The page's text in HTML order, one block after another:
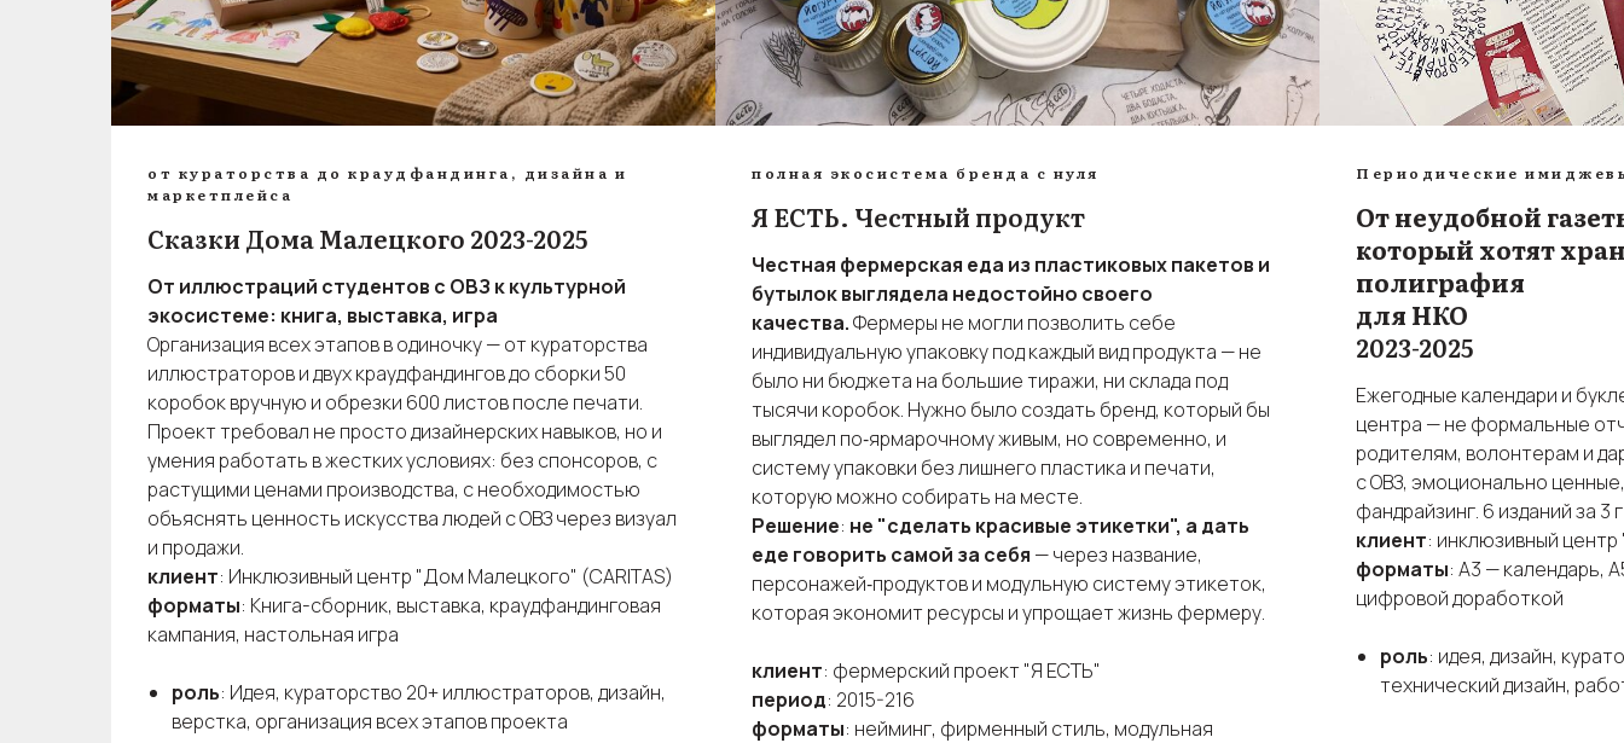
от кураторства до краудфандинга, дизайна и
маркетплейса
Сказки Дома Малецкого 2023-2025
От иллюстраций студентов с ОВЗ к культурной
экосистеме: книга, выставка, игра
Организация всех этапов в одиночку — от кураторства
иллюстраторов и двух краудфандингов до сборки 50
коробок вручную и обрезки 600 листов после печати.
Проект требовал не просто дизайнерских навыков, но и
умения работать в жестких условиях: без спонсоров, с
растущими ценами производства, с необходимостью
объяснять ценность искусства людей с ОВЗ через визуал
и продажи.
клиент: Инклюзивный центр "Дом Малецкого" (CARITAS)
форматы: Книга-сборник, выставка, краудфандинговая
кампания, настольная игра
роль: Идея, кураторство 20+ иллюстраторов, дизайн,
верстка, организация всех этапов проекта
полная экосистема бренда с нуля
Я ЕСТЬ. Честный продукт
Честная фермерская еда из пластиковых пакетов и
бутылок выглядела недостойно своего
качества.Фермеры не могли позволить себе
индивидуальную упаковку под каждый вид продукта — не
было ни бюджета на большие тиражи, ни склада под
тысячи коробок. Нужно было создать бренд, который бы
выглядел по‑ярмарочному живым, но современно, и
систему упаковки без лишнего пластика и печати,
которую можно собирать на месте.
Решение: не "сделать красивые этикетки", а дать
еде говорить самой за себя — через название,
персонажей‑продуктов и модульную систему этикеток,
которая экономит ресурсы и упрощает жизнь фермеру.
клиент: фермерский проект "Я ЕСТЬ"
период: 2015-216
форматы: нейминг, фирменный стиль, модульная
Периодические
От неудобной
который хотят
полиграфия
для НКО
2023-2025
Ежегодные календари и
центра — не формальные
родителям, волонтерам и
с ОВЗ, эмоционально
фандрайзинг. 6 изданий за 3
клиент: инклюзивный
форматы: А3 — календарь,
цифровой доработкой
роль: идея, дизайн,
технический дизайн,